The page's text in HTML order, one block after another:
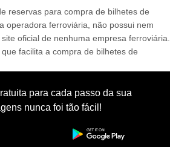
reservas para compra de bilhetes de
operadora ferroviária, não possui nem
oficial de nenhuma empresa ferroviária.
facilita a compra de bilhetes de
para cada passo da sua
nunca foi tão fácil!